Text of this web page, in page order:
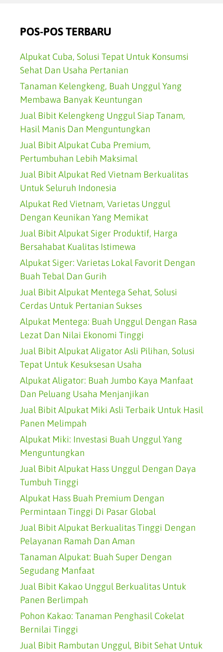
POS-POS TERBARU
Alpukat Cuba, Solusi Tepat Untuk Konsumsi
Sehat Dan Usaha Pertanian
Tanaman Kelengkeng, Buah Unggul Yang
Membawa Banyak Keuntungan
Jual Bibit Kelengkeng Unggul Siap Tanam,
Hasil Manis Dan Menguntungkan
Jual Bibit Alpukat Cuba Premium,
Pertumbuhan Lebih Maksimal
Jual Bibit Alpukat Red Vietnam Berkualitas
Untuk Seluruh Indonesia
Alpukat Red Vietnam, Varietas Unggul
Dengan Keunikan Yang Memikat
Jual Bibit Alpukat Siger Produktif, Harga
Bersahabat Kualitas Istimewa
Alpukat Siger: Varietas Lokal Favorit Dengan
Buah Tebal Dan Gurih
Jual Bibit Alpukat Mentega Sehat, Solusi
Cerdas Untuk Pertanian Sukses
Alpukat Mentega: Buah Unggul Dengan Rasa
Lezat Dan Nilai Ekonomi Tinggi
Jual Bibit Alpukat Aligator Asli Pilihan, Solusi
Tepat Untuk Kesuksesan Usaha
Alpukat Aligator: Buah Jumbo Kaya Manfaat
Dan Peluang Usaha Menjanjikan
Jual Bibit Alpukat Miki Asli Terbaik Untuk Hasil
Panen Melimpah
Alpukat Miki: Investasi Buah Unggul Yang
Menguntungkan
Jual Bibit Alpukat Hass Unggul Dengan Daya
Tumbuh Tinggi
Alpukat Hass Buah Premium Dengan
Permintaan Tinggi Di Pasar Global
Jual Bibit Alpukat Berkualitas Tinggi Dengan
Pelayanan Ramah Dan Aman
Tanaman Alpukat: Buah Super Dengan
Segudang Manfaat
Jual Bibit Kakao Unggul Berkualitas Untuk
Panen Berlimpah
Pohon Kakao: Tanaman Penghasil Cokelat
Bernilai Tinggi
Jual Bibit Rambutan Unggul, Bibit Sehat Untuk